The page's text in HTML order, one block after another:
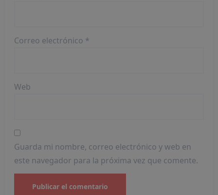
Correo electrónico *
Web
Guarda mi nombre, correo electrónico y web en
este navegador para la próxima vez que comente.